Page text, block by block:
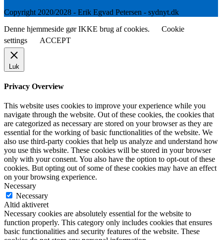
Copyright 2020/2028 - Erik Egvad Petersen - sydnyt.dk
Denne hjemmeside gør IKKE brug af cookies.
Cookie
settings
ACCEPT
Luk
Privacy Overview
This website uses cookies to improve your experience while you
navigate through the website. Out of these cookies, the cookies that
are categorized as necessary are stored on your browser as they are
essential for the working of basic functionalities of the website. We
also use third-party cookies that help us analyze and understand how
you use this website. These cookies will be stored in your browser
only with your consent. You also have the option to opt-out of these
cookies. But opting out of some of these cookies may have an effect
on your browsing experience.
Necessary
Necessary
Altid aktiveret
Necessary cookies are absolutely essential for the website to
function properly. This category only includes cookies that ensures
basic functionalities and security features of the website. These